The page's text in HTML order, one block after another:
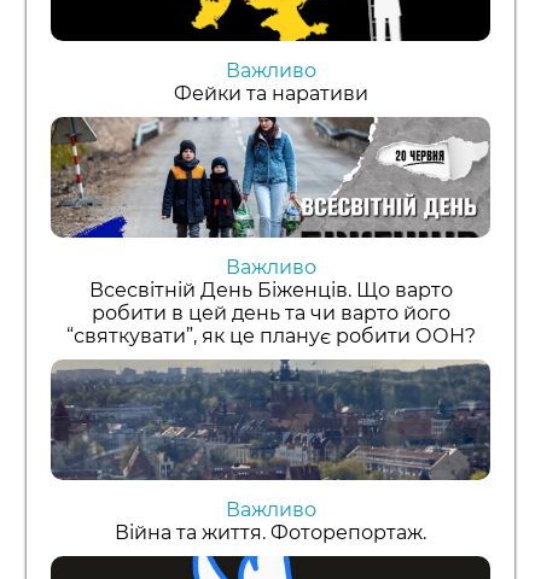
Важливо
Фейки та наративи
Важливо
Всесвітній День Біженців. Що варто
робити в цей день та чи варто його
“святкувати”, як це планує робити ООН?
Важливо
Війна та життя. Фоторепортаж.